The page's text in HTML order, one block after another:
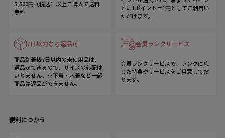
5,500円（税込）以上ご購入で送料
無料
トは1ポイント＝1円としてご利用い
ただけます。
7日以内なら返品可
商品到着後7日以内の未使用品は、
返品ができるので、サイズの心配は
いりません。※下着・水着など一部
商品は返品ができません。
会員ランクサービス
会員ランクサービスで、ランクに応
じた特典やサービスをご用意してお
ります。
便利につかう